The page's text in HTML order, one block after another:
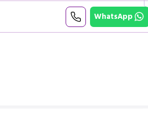
WhatsApp